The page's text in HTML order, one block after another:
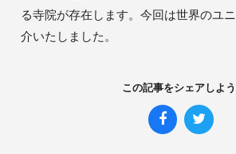
る寺院が存在します。今回は世界のユ
介いたしました。
この記事をシェアしよう